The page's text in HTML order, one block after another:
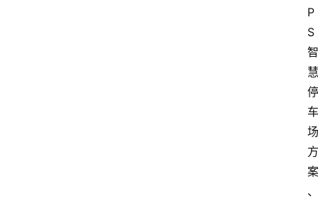
P
S
智
慧
停
车
场
方
案
、